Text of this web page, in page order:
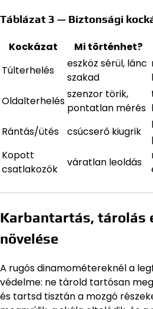
Táblázat 3 — Biztonsági
Kockázat Mi történhet?
Túlterhelés
eszköz sérül, lánc
szakad
Oldalterhelés
szenzor törik,
pontatlan mérés
Rántás/ütés
csúcserő kiugrik
Kopott
csatlakozók
váratlan leoldás
Karbantartás, tárolás
növelése
A rugós dinamométereknél a
védelme: ne tárold tartósan
és tartsd tisztán a mozgó